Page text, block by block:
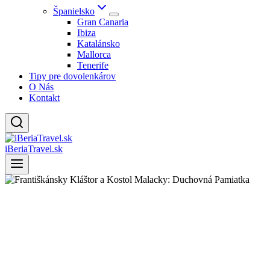
Španielsko
Gran Canaria
Ibiza
Katalánsko
Mallorca
Tenerife
Tipy pre dovolenkárov
O Nás
Kontakt
iBeriaTravel.sk